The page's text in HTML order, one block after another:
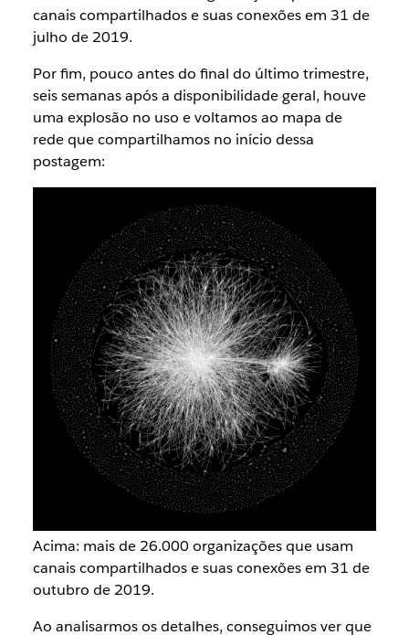
canais compartilhados e suas conexões em 31 de
julho de 2019.
Por fim, pouco antes do final do último trimestre,
seis semanas após a disponibilidade geral, houve
uma explosão no uso e voltamos ao mapa de
rede que compartilhamos no início dessa
postagem:
Acima: mais de 26.000 organizações que usam
canais compartilhados e suas conexões em 31 de
outubro de 2019.
Ao analisarmos os detalhes, conseguimos ver que